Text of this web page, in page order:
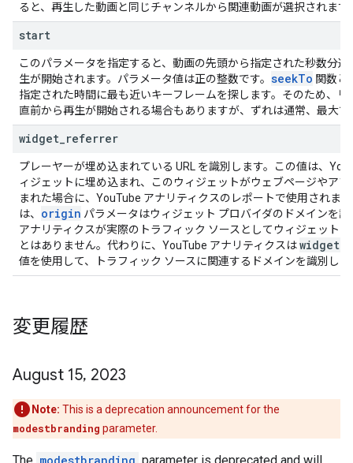
ると、再生した動画と同じチャンネルから関連動画が選択されます
start
このパラメータを指定すると、動画の先頭から指定された秒数分
生が開始されます。パラメータ値は正の整数です。 seekTo 関数と
指定された時間に最も近いキーフレームを探します。そのため、
直前から再生が開始される場合もありますが、ずれは通常、最大で
widget referrer
プレーヤーが埋め込まれている URL を識別します。この値は、
ィジェットに埋め込まれ、このウィジェットがウェブページやア
まれた場合に、YouTube アナリティクスのレポートで使用されま
は、 origin パラメータはウィジェット プロバイダのドメインを
アナリティクスが実際のトラフィック ソースとしてウィジェット
とはありません。代わりに、YouTube アナリティクスはwidget
値を使用して、トラフィック ソースに関連するドメインを識別しま
変更履歴
August 15, 2023
Note: This is a deprecation announcement for the
modestbranding parameter.